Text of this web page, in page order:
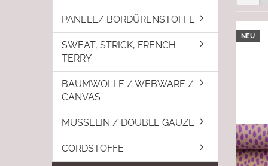
NEU
PANELE/ BORDÜRENSTOFFE
SWEAT, STRICK, FRENCH
TERRY
BAUMWOLLE / WEBWARE /
CANVAS
MUSSELIN / DOUBLE GAUZE
CORDSTOFFE